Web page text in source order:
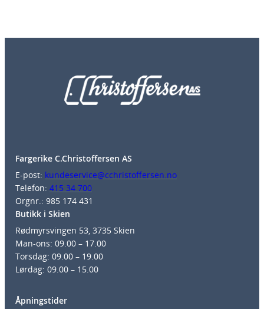
Fargerike C.Christoffersen AS
E-post: kundeservice@cchristoffersen.no
Telefon: 415 34 700
Orgnr.: 985 174 431
Butikk i Skien
Rødmyrsvingen 53, 3735 Skien
Man-ons: 09.00 – 17.00
Torsdag: 09.00 – 19.00
Lørdag: 09.00 – 15.00
Åpningstider